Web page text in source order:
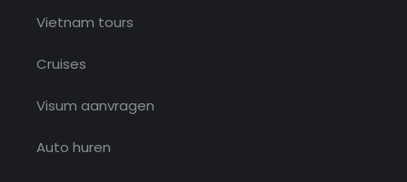
Vietnam tours
Cruises
Visum aanvragen
Auto huren